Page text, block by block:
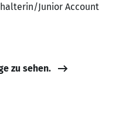
Junior Account
zu sehen.